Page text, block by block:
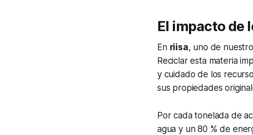
El impacto de
En riisa, uno de
Reciclar esta materia
y cuidado de los
sus propiedades
Por cada tonelada de
agua y un 80 % de